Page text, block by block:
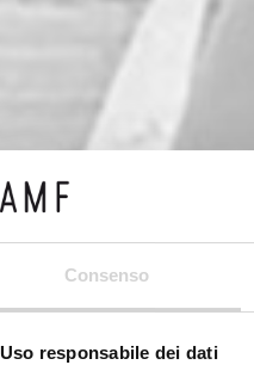
Consenso
Uso responsabile dei dati